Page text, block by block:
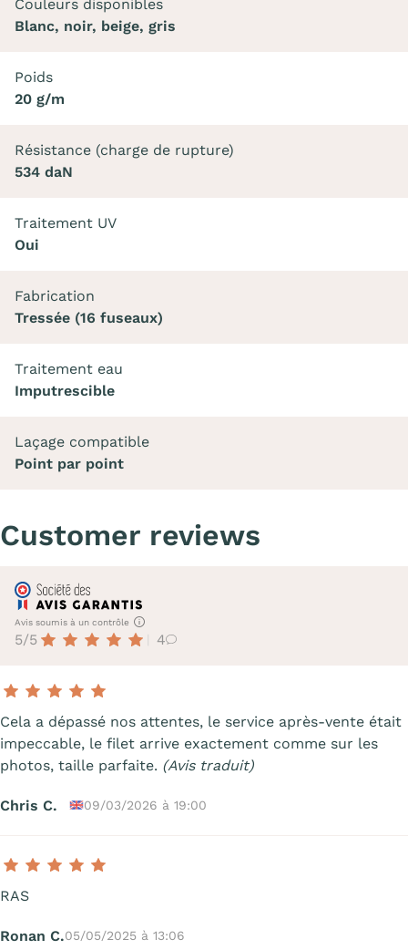
Couleurs disponibles
Blanc, noir, beige, gris
Poids
20 g/m
Résistance (charge de rupture)
534 daN
Traitement UV
Oui
Fabrication
Tressée (16 fuseaux)
Traitement eau
Imputrescible
Laçage compatible
Point par point
Customer reviews
Avis soumis à un contrôle
5/5 4
Cela a dépassé nos attentes, le service après-vente était
impeccable, le filet arrive exactement comme sur les
photos, taille parfaite. (Avis traduit)
Chris C. 09/03/2026 à 19:00
RAS
Ronan C.05/05/2025 à 13:06